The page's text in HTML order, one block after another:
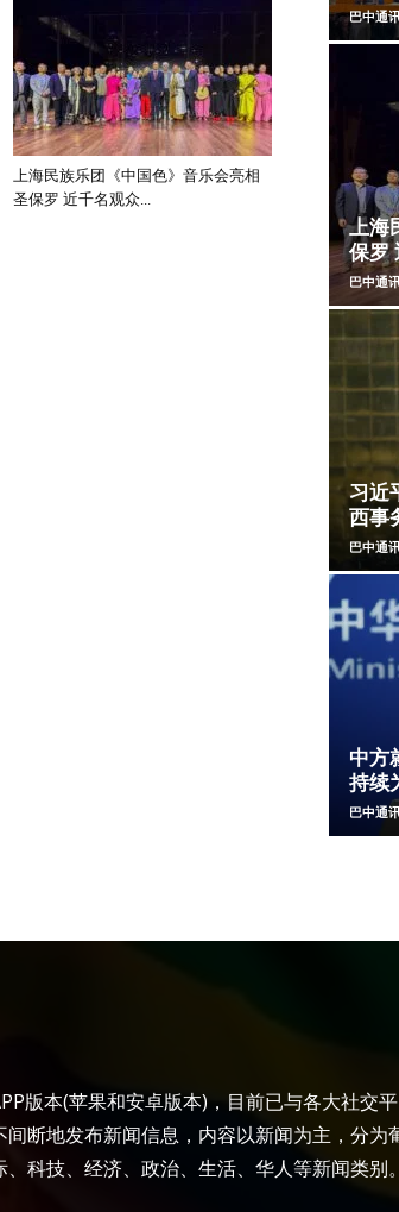
上海民族乐团《中国色》音乐会亮相
圣保罗 近千名观众...
巴中通
上海
保罗
巴中通
习近
西事
巴中通
中方
持续
巴中通
版本(苹果和安卓版本)，目前已与各大社交
断地发布新闻信息，内容以新闻为主，分为
科技、经济、政治、生活、华人等新闻类别。